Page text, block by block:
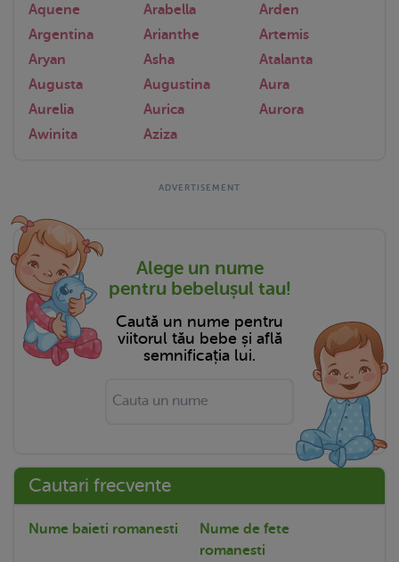
Aquene
Arabella
Arden
Argentina
Arianthe
Artemis
Aryan
Asha
Atalanta
Augusta
Augustina
Aura
Aurelia
Aurica
Aurora
Awinita
Aziza
Alege un nume
pentru bebelușul tau!
Caută un nume pentru
viitorul tău bebe și află
semnificația lui.
Cautari frecvente
Nume baieti romanesti
Nume de fete
romanesti